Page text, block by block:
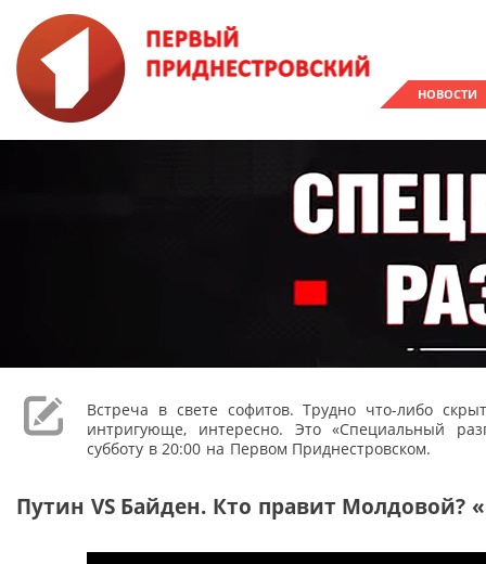
НОВОСТИ
Встреча в свете софитов. Трудно что-либо
интригующе, интересно. Это «Специальный
субботу в 20:00 на Первом Приднестровском.
Путин VS Байден. Кто правит Молдовой?